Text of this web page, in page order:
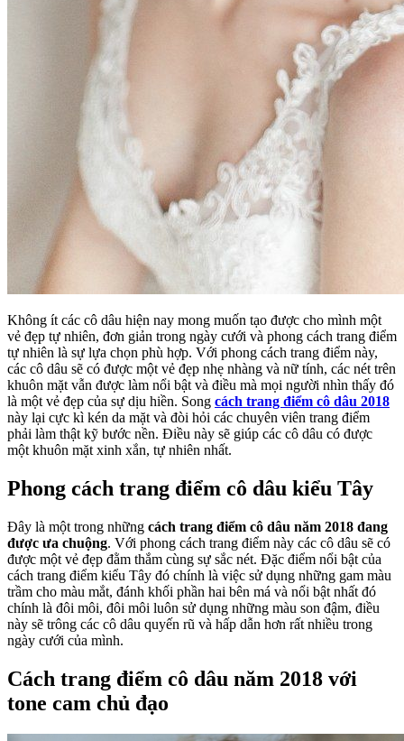
Không ít các cô dâu hiện nay mong muốn tạo được cho mình một
vẻ đẹp tự nhiên, đơn giản trong ngày cưới và phong cách trang điểm
tự nhiên là sự lựa chọn phù hợp. Với phong cách trang điểm này,
các cô dâu sẽ có được một vẻ đẹp nhẹ nhàng và nữ tính, các nét trên
khuôn mặt vẫn được làm nổi bật và điều mà mọi người nhìn thấy đó
là một vẻ đẹp của sự dịu hiền. Song cách trang điểm cô dâu 2018
này lại cực kì kén da mặt và đòi hỏi các chuyên viên trang điểm
phải làm thật kỹ bước nền. Điều này sẽ giúp các cô dâu có được
một khuôn mặt xinh xắn, tự nhiên nhất.
Phong cách trang điểm cô dâu kiểu Tây
Đây là một trong những cách trang điểm cô dâu năm 2018 đang
được ưa chuộng. Với phong cách trang điểm này các cô dâu sẽ có
được một vẻ đẹp đằm thắm cùng sự sắc nét. Đặc điểm nổi bật của
cách trang điểm kiểu Tây đó chính là việc sử dụng những gam màu
trầm cho màu mắt, đánh khối phần hai bên má và nổi bật nhất đó
chính là đôi môi, đôi môi luôn sử dụng những màu son đậm, điều
này sẽ trông các cô dâu quyến rũ và hấp dẫn hơn rất nhiều trong
ngày cưới của mình.
Cách trang điểm cô dâu năm 2018 với
tone cam chủ đạo